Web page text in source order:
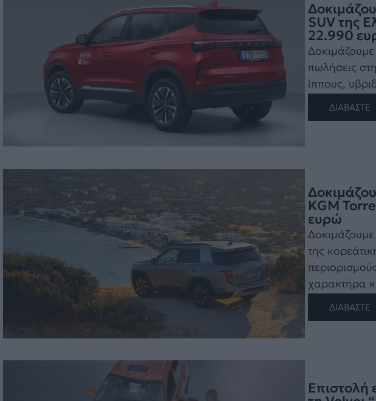
SUV της
22.990
Δοκιμάζουμε
πωλήσεις
ίππους,
ΔΙΑΒΑΣΤΕ
KGM
ευρώ
της
χαρακτήρα
ΔΙΑΒΑΣΤΕ
Επιστολή